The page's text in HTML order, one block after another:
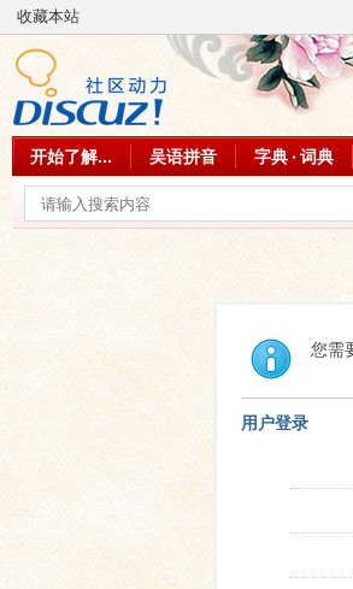
收藏本站
开始了解... 吴语拼音 字典 · 词典
您需
用户登录